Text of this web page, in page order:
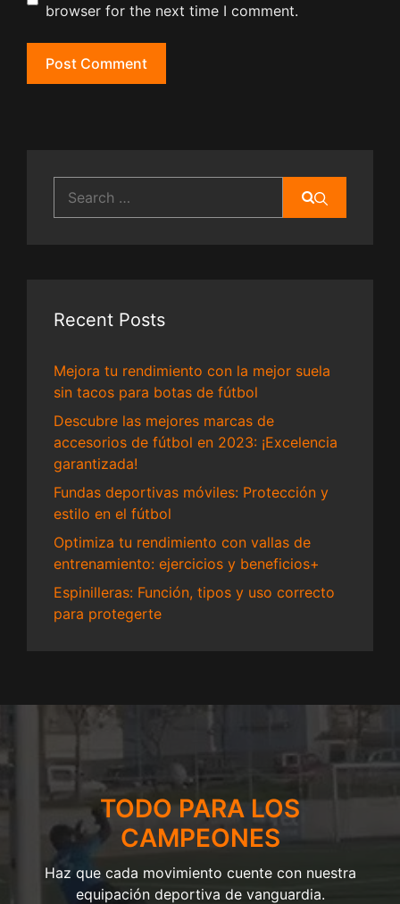
browser for the next time I comment.
for:
Recent Posts
Mejora tu rendimiento con la mejor suela
sin tacos para botas de fútbol
Descubre las mejores marcas de
accesorios de fútbol en 2023: ¡Excelencia
garantizada!
Fundas deportivas móviles: Protección y
estilo en el fútbol
Optimiza tu rendimiento con vallas de
entrenamiento: ejercicios y beneficios+
Espinilleras: Función, tipos y uso correcto
para protegerte
TODO PARA LOS
CAMPEONES
Haz que cada movimiento cuente con nuestra
equipación deportiva de vanguardia.